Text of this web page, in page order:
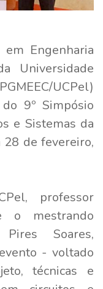
Engenharia
Universidade
UCPel)
9º Simpósio
e Sistemas da
28 de fevereiro,
professor
o mestrando
Soares,
- voltado
técnicas e